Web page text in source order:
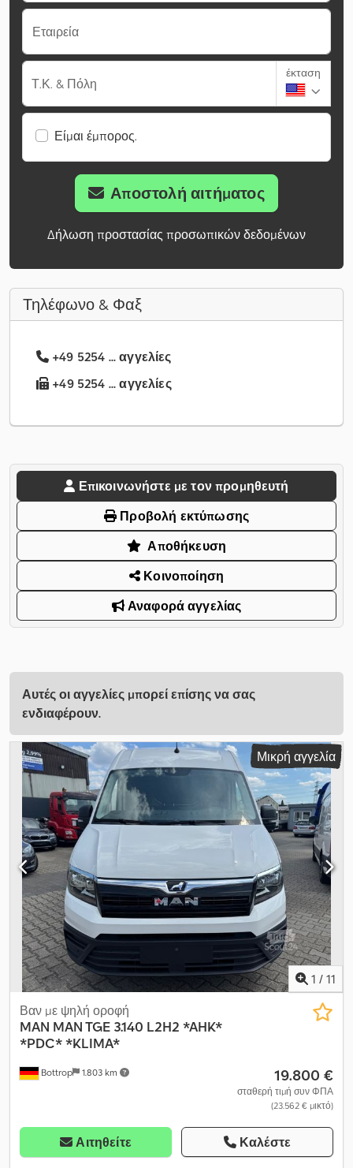
Εταιρεία
Τ.Κ. & Πόλη
έκταση
Είμαι έμπορος.
Αποστολή αιτήματος
Δήλωση προστασίας προσωπικών δεδομένων
Τηλέφωνο & Φαξ
+49 5254 ... αγγελίες
+49 5254 ... αγγελίες
Επικοινωνήστε με τον προμηθευτή
Προβολή εκτύπωσης
Αποθήκευση
Κοινοποίηση
Αναφορά αγγελίας
Αυτές οι αγγελίες μπορεί επίσης να σας
ενδιαφέρουν.
Μικρή αγγελία
1 / 11
Bottrop 1.803 km
Βαν με ψηλή οροφή
MAN MAN TGE 3.140 L2H2 *AHK*
*PDC* *KLIMA*
19.800 €
σταθερή τιμή συν ΦΠΑ
(23.562 € μικτό)
Αιτηθείτε Καλέστε